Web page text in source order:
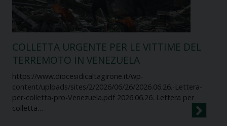
COLLETTA URGENTE PER LE VITTIME DEL
TERREMOTO IN VENEZUELA
https://www.diocesidicaltagirone.it/wp-
content/uploads/sites/2/2026/06/26/2026.06.26.-Lettera-
per-colletta-pro-Venezuela.pdf 2026.06.26. Lettera per
colletta…